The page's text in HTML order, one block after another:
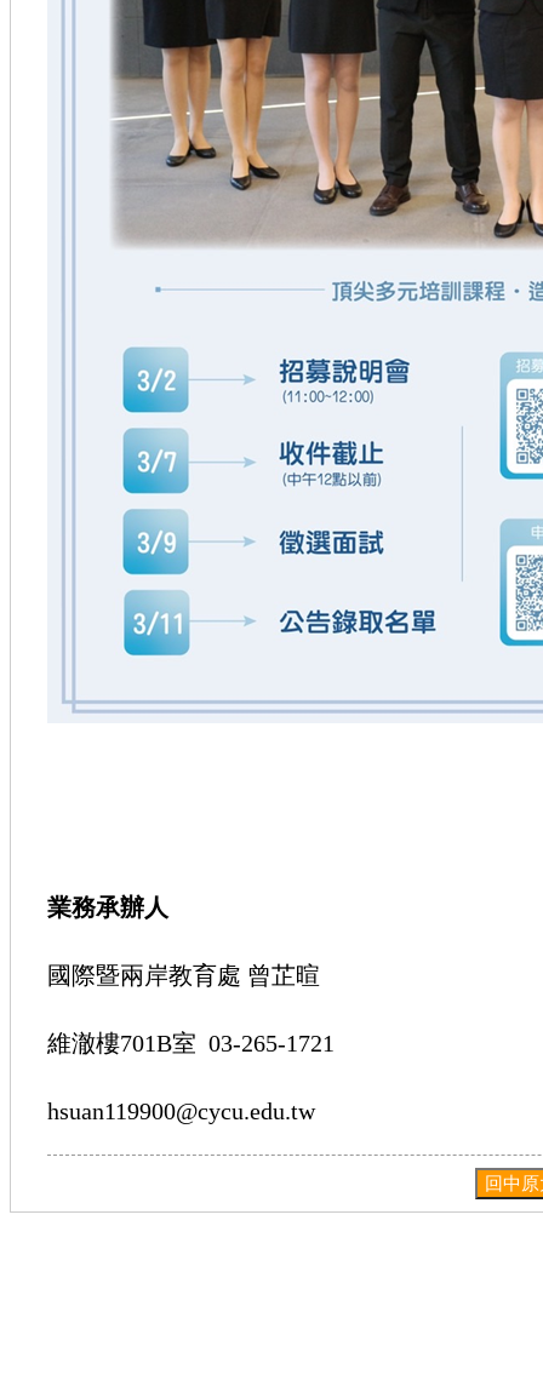
業務承辦人
國際暨兩岸教育處 曾芷暄
維澈樓701B室 03-265-1721
hsuan119900@cycu.edu.tw
回中